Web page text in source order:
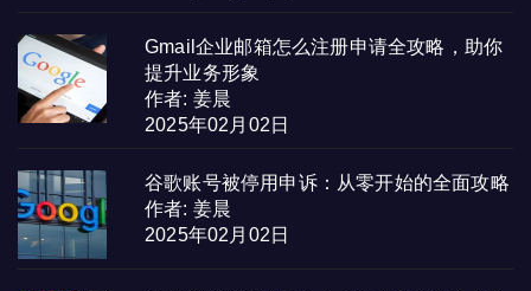
Gmail企业邮箱怎么注册申请全攻略，助你
提升业务形象
作者: 姜晨
2025年02月02日
谷歌账号被停用申诉：从零开始的全面攻略
作者: 姜晨
2025年02月02日